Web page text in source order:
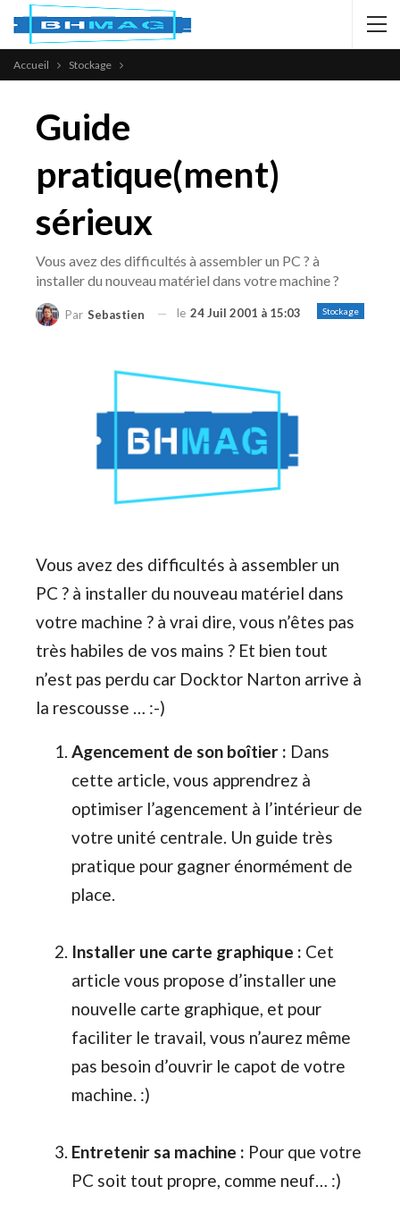
Accueil Stockage
Guide
pratique(ment)
sérieux
Vous avez des difficultés à assembler un PC ? à
installer du nouveau matériel dans votre machine ?
Stockage
Par Sebastien le 24 Juil 2001 à 15:03
Vous avez des difficultés à assembler un
PC ? à installer du nouveau matériel dans
votre machine ? à vrai dire, vous n’êtes pas
très habiles de vos mains ? Et bien tout
n’est pas perdu car Docktor Narton arrive à
la rescousse … :-)
Agencement de son boîtier : Dans
cette article, vous apprendrez à
optimiser l’agencement à l’intérieur de
votre unité centrale. Un guide très
pratique pour gagner énormément de
place.
Installer une carte graphique : Cet
article vous propose d’installer une
nouvelle carte graphique, et pour
faciliter le travail, vous n’aurez même
pas besoin d’ouvrir le capot de votre
machine. :)
Entretenir sa machine : Pour que votre
PC soit tout propre, comme neuf… :)